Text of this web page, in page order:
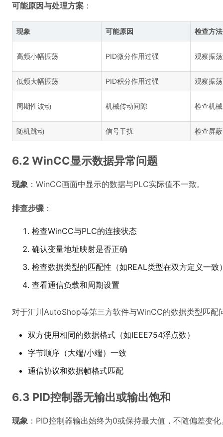
可能原因与处理方案 ：
现象 可能原因 检查方法
高频小幅振荡 PID微分作用过强 观察振
低频大幅振荡 PID积分作用过强 观察振
周期性波动 机械传动间隙 检查机
随机跳动 信号干扰 检查屏
6.2 WinCC显示数据异常问题
现象 ：WinCC画面中显示的数据与PLC实际值不一致。
排查步骤 ：
检查WinCC与PLC的连接状态
确认变量地址映射是否正确
检查数据类型的匹配性（如REAL类型在双方定义一致
查看通信负载和周期设置
对于汇川AutoShop等第三方软件与WinCC的数据类型匹配
双方使用相同的数据格式（如IEEE754浮点数）
字节顺序（大端/小端）一致
通信协议和数据帧格式匹配
6.3 PID控制器无输出或输出饱和
现象 ：PID控制器输出始终为0或保持最大值，不随偏差变化